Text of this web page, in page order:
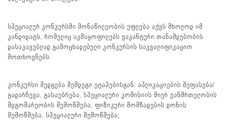
სპეციალურ კონკურსში მონაწილეობის უფლება აქვს მხოლოდ იმ
კანდიდატს, რომელიც აკმაყოფილებს ვაკანტური თანამდებობის
დასაკავებლად გამოცხადებული კონკურსის საკვალიფიკაციო
მოთხოვნებს.
კონკურსი შედგება შემდეგი ეტაპებისგან: აპლიკაციების შეფასება/
გადარჩევა, გასაუბრება, სპეციალური კომისიის მიერ ჯანმრთელობის
მდგომარეობის შემოწმება, ფიზიკური მომზადების დონის
შემოწმება, სპეციალური შემოწმება;